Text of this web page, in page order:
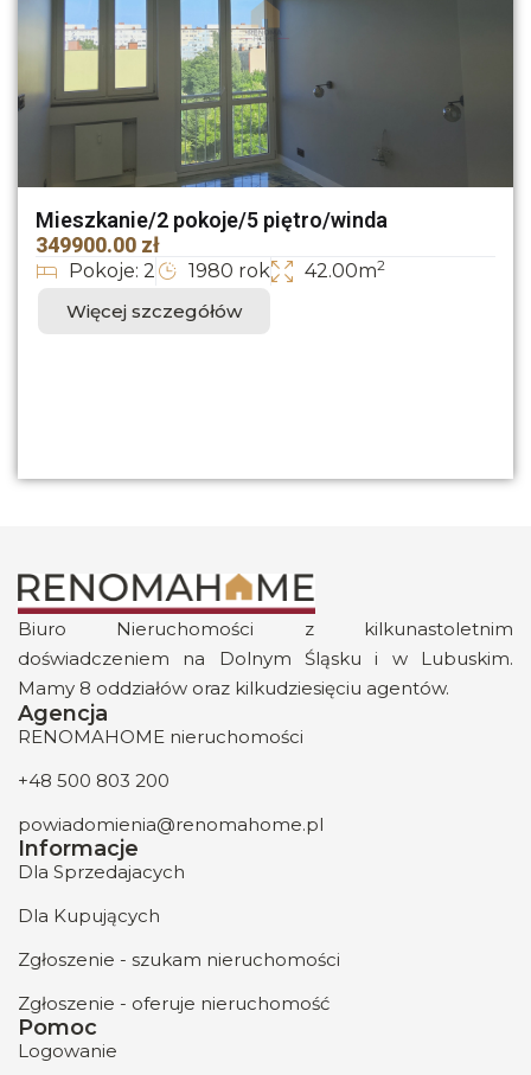
Mieszkanie/2 pokoje/5 piętro/winda
349900.00 zł
Pokoje: 2 1980 rok 42.00m2
Więcej szczegółów
Biuro Nieruchomości z kilkunastoletnim
doświadczeniem na Dolnym Śląsku i w Lubuskim.
Mamy 8 oddziałów oraz kilkudziesięciu agentów.
Agencja
RENOMAHOME nieruchomości
+48 500 803 200
powiadomienia@renomahome.pl
Informacje
Dla Sprzedajacych
Dla Kupujących
Zgłoszenie - szukam nieruchomości
Zgłoszenie - oferuje nieruchomość
Pomoc
Logowanie